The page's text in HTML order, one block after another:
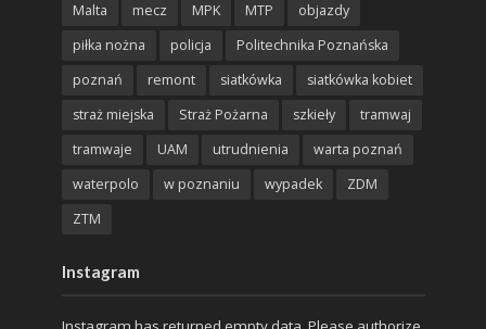
Malta
mecz MPK MTP
objazdy
piłka nożna
policja
Politechnika Poznańska
poznań
remont siatkówka
siatkówka kobiet
straż miejska
Straż Pożarna szkieły
tramwaj
tramwaje
UAM utrudnienia
warta poznań
waterpolo
w poznaniu wypadek
ZDM
ZTM
Instagram